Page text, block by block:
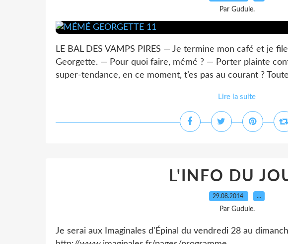
Par Gudule.
LE BAL DES VAMPS PIRES — Je termine mon café et je
Georgette. — Pour quoi faire, mémé ? — Porter plainte
super-tendance, en ce moment, t’es pas au courant ?
Lire la suite
L'INFO DU
29.08.2014 …
Par Gudule.
Je serai aux Imaginales d'Épinal du vendredi 28 au